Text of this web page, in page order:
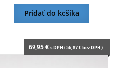
Pridať do košíka
69,95€ s DPH (56,87€bez DPH )